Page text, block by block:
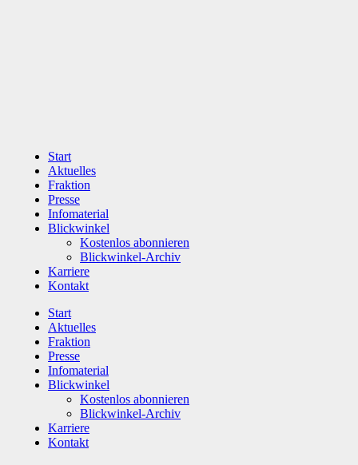
Start
Aktuelles
Fraktion
Presse
Infomaterial
Blickwinkel
Kostenlos abonnieren
Blickwinkel-Archiv
Karriere
Kontakt
Start
Aktuelles
Fraktion
Presse
Infomaterial
Blickwinkel
Kostenlos abonnieren
Blickwinkel-Archiv
Karriere
Kontakt